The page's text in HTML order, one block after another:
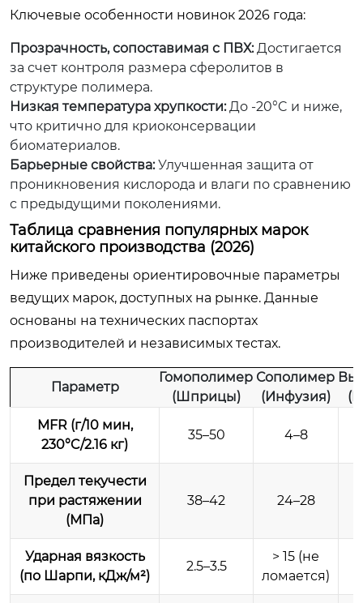
Ключевые особенности новинок 2026 года:
Прозрачность, сопоставимая с ПВХ:Достигается
за счет контроля размера сферолитов в
структуре полимера.
Низкая температура хрупкости:До -20°C и ниже,
что критично для криоконсервации
биоматериалов.
Барьерные свойства:Улучшенная защита от
проникновения кислорода и влаги по сравнению
с предыдущими поколениями.
Таблица сравнения популярных марок
китайского производства (2026)
Ниже приведены ориентировочные параметры
ведущих марок, доступных на рынке. Данные
основаны на технических паспортах
производителей и независимых тестах.
Параметр
Гомополимер
(Шприцы)
Сополимер
(Инфузия)
MFR (г/10 мин,
230°C/2.16 кг)
35–50 4–8
Предел текучести
при растяжении
(МПа)
38–42 24–28
Ударная вязкость
(по Шарпи, кДж/м²)
2.5–3.5
> 15 (не
ломается)